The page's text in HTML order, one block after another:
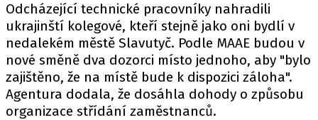
Odcházející technické pracovníky nahradili
ukrajinští kolegové, kteří stejně jako oni bydlí v
nedalekém městě Slavutyč. Podle MAAE budou v
nové směně dva dozorci místo jednoho, aby "bylo
zajištěno, že na místě bude k dispozici záloha".
Agentura dodala, že dosáhla dohody o způsobu
organizace střídání zaměstnanců.